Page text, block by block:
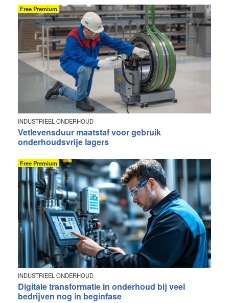
Free Premium
INDUSTRIEEL ONDERHOUD
Vetlevensduur maatstaf voor gebruik
onderhoudsvrije lagers
Free Premium
INDUSTRIEEL ONDERHOUD
Digitale transformatie in onderhoud bij veel
bedrijven nog in beginfase